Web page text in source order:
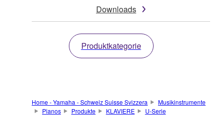
Downloads
Produktkategorie
Home - Yamaha - Schweiz Suisse Svizzera
Musikinstrumente
Pianos
Produkte KLAVIERE U-Serie